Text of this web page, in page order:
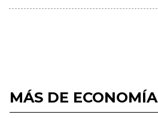
MÁS DE ECONOMÍA